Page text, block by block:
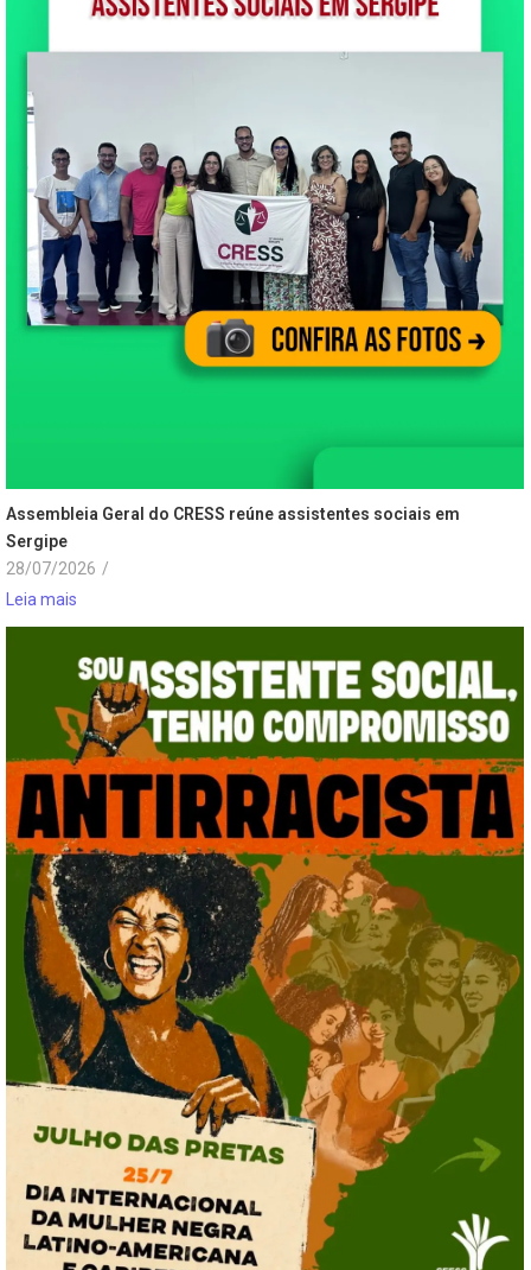
Assembleia Geral do CRESS reúne assistentes sociais em
Sergipe
28/07/2026 /
Leia mais